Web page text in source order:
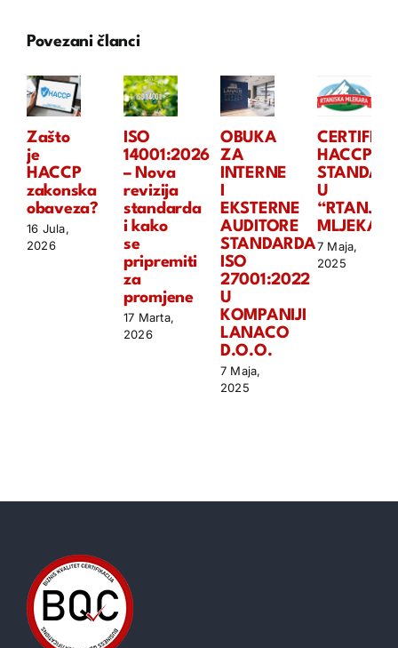
Povezani članci
Zašto
je
HACCP
zakonska
obaveza?
16 Jula,
2026
ISO
14001:2026
– Nova
revizija
standarda
i kako
se
pripremiti
za
promjene
17 Marta,
2026
OBUKA
ZA
INTERNE
EKSTERNE
AUDITORE
STANDARDA
ISO
27001:2022
U
KOMPANIJI
LANACO
D.O.O.
7 Maja,
2025
HACCP
U
7 Maja,
2025